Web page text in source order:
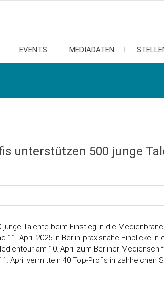
EVENTS MEDIADATEN
unterstützen 500 junge
Talente beim Einstieg in die
April 2025 in Berlin praxisnahe Einblicke in
am 10. April zum Berliner
April vermitteln 40 Top-Profis in zahlreichen